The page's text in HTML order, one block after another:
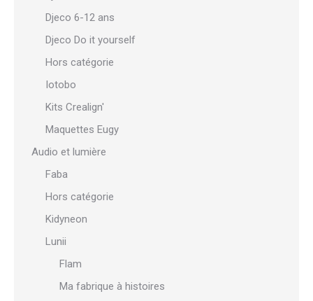
Djeco 6-12 ans
Djeco Do it yourself
Hors catégorie
Iotobo
Kits Crealign'
Maquettes Eugy
Audio et lumière
Faba
Hors catégorie
Kidyneon
Lunii
Flam
Ma fabrique à histoires